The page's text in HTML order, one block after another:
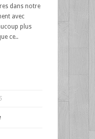
dans notre
avec
plus
ce..